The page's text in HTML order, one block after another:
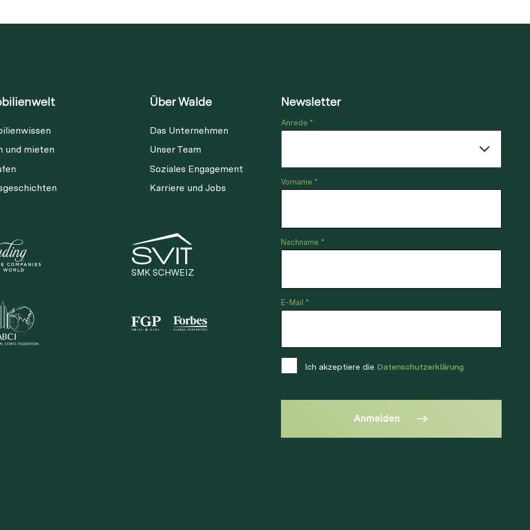
und mieten
Über Walde
Das Unternehmen
Unser Team
Soziales Engagement
Karriere und Jobs
SMK SCHWEIZ
Newsletter
Anrede *
Vorname *
Nachname *
E-Mail *
Ich akzeptiere die Datenschutzerklärung
Anmelden
Immobilie ist nicht mehr
Link kopieren